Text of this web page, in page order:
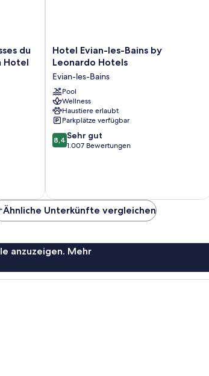
du
Hotel
Hotel
Evian-
Bains
by
Leonardo
Hotels
Evian-
les-
Bains
Hotel Evian-les-Bains by
Leonardo Hotels
Evian-les-Bains
Pool
Wellness
Haustiere erlaubt
Parkplätze verfügbar
8.4
von
Bewertungen
8,4 Sehr gut
1.007 Bewertungen
Ähnliche Unterkünfte vergleichen
anzuzeigen. Mehr